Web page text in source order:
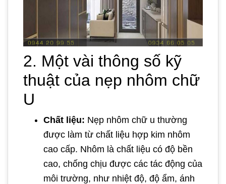
2. Một vài thông số kỹ
thuật của nẹp nhôm chữ
U
Chất liệu: Nẹp nhôm chữ u thường
được làm từ chất liệu hợp kim nhôm
cao cấp. Nhôm là chất liệu có độ bền
cao, chống chịu được các tác động của
môi trường, như nhiệt độ, độ ẩm, ánh